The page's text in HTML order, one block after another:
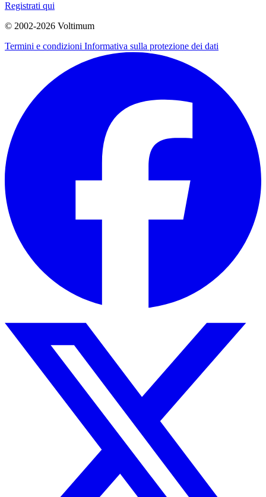
Registrati qui
© 2002-2026 Voltimum
Termini e condizioni Informativa sulla protezione dei dati